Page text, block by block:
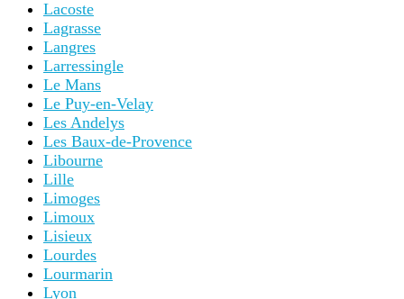
Lacoste
Lagrasse
Langres
Larressingle
Le Mans
Le Puy-en-Velay
Les Andelys
Les Baux-de-Provence
Libourne
Lille
Limoges
Limoux
Lisieux
Lourdes
Lourmarin
Lyon